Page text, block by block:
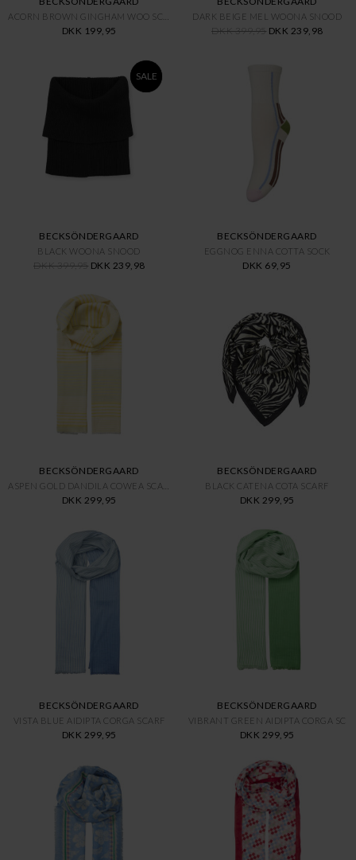
DKK 199,95
DARK BEIGE MEL WOONA SNOOD
DKK 399,95 DKK 239,98
SALE
BECKSÖNDERGAARD
BLACK WOONA SNOOD
DKK 399,95 DKK 239,98
BECKSÖNDERGAARD
EGGNOG ENNA COTTA SOCK
DKK 69,95
BECKSÖNDERGAARD
DKK 299,95
BECKSÖNDERGAARD
BLACK CATENA COTA SCARF
DKK 299,95
BECKSÖNDERGAARD
VISTA BLUE AIDIPTA CORGA SCARF
DKK 299,95
BECKSÖNDERGAARD
VIBRANT GREEN AIDIPTA CORGA SC
DKK 299,95